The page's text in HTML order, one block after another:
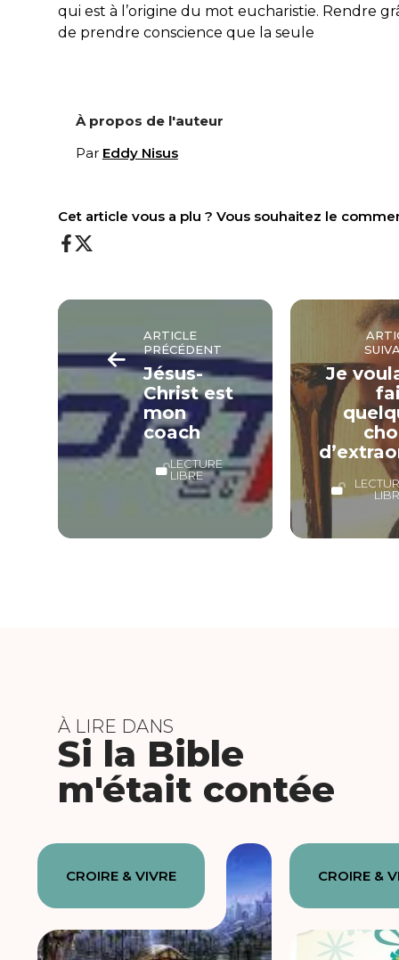
qui est à l’origine du mot eucharistie. Rendre
de prendre conscience que la seule
À propos de l'auteur
Par Eddy Nisus
Cet article vous a plu ? Vous souhaitez le
ARTICLE
PRÉCÉDENT
Jésus-
Christ est
mon
coach
LECTURE
LIBRE
Je
À LIRE DANS
Si la Bible
m'était contée
CROIRE & VIVRE CROIRE &